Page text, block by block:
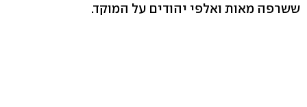
ששרפה מאות ואלפי יהודים על המוקד.